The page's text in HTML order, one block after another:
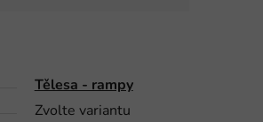
Tělesa - rampy
Zvolte variantu